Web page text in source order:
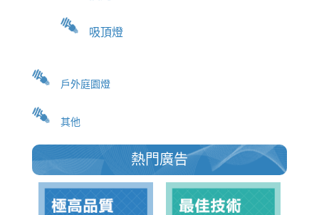
吸頂燈
戶外庭園燈
其他
熱門廣告